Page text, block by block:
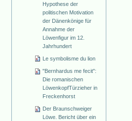
Hypothese der
politischen Motivation
der Dänenkönige für
Annahme der
Löwenfigur im 12.
Jahrhundert
Le symbolisme du lion
"Bernhardus me fecit":
Die romanischen
Löwenkopf­Türzieher in
Freckenhorst
Der Braunschweiger
Löwe. Bericht über ein